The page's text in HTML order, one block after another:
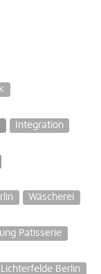
Integration
Wäscherei
Patisserie
Berlin